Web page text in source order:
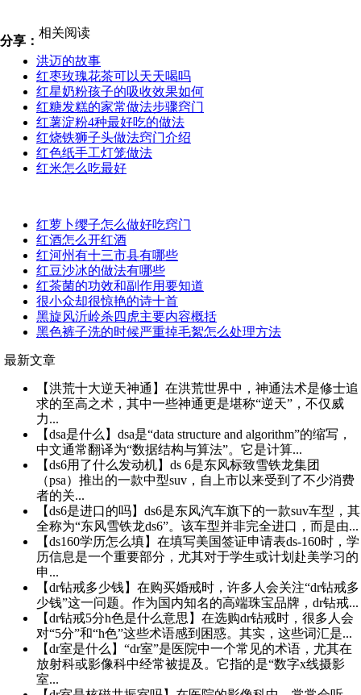
分享：
相关阅读
洪迈的故事
红枣玫瑰花茶可以天天喝吗
红星奶粉孩子的吸收效果如何
红糖发糕的家常做法步骤窍门
红薯淀粉4种最好吃的做法
红烧铁狮子头做法窍门介绍
红色纸手工灯笼做法
红米怎么吃最好
红萝卜缨子怎么做好吃窍门
红酒怎么开红酒
红河州有十三市县有哪些
红豆沙冰的做法有哪些
红茶菌的功效和副作用要知道
很小众却很惊艳的诗十首
黑旋风沂岭杀四虎主要内容概括
黑色裤子洗的时候严重掉毛絮怎么处理方法
最新文章
【洪荒十大逆天神通】在洪荒世界中，神通法术是修士追
求的至高之术，其中一些神通更是堪称“逆天”，不仅威
力...
【dsa是什么】dsa是“data structure and algorithm”的缩写，
中文通常翻译为“数据结构与算法”。它是计算...
【ds6用了什么发动机】ds 6是东风标致雪铁龙集团
（psa）推出的一款中型suv，自上市以来受到了不少消费
者的关...
【ds6是进口的吗】ds6是东风汽车旗下的一款suv车型，其
全称为“东风雪铁龙ds6”。该车型并非完全进口，而是由...
【ds160学历怎么填】在填写美国签证申请表ds-160时，学
历信息是一个重要部分，尤其对于学生或计划赴美学习的
申...
【dr钻戒多少钱】在购买婚戒时，许多人会关注“dr钻戒多
少钱”这一问题。作为国内知名的高端珠宝品牌，dr钻戒...
【dr钻戒5分h色是什么意思】在选购dr钻戒时，很多人会
对“5分”和“h色”这些术语感到困惑。其实，这些词汇是...
【dr室是什么】“dr室”是医院中一个常见的术语，尤其在
放射科或影像科中经常被提及。它指的是“数字x线摄影
室...